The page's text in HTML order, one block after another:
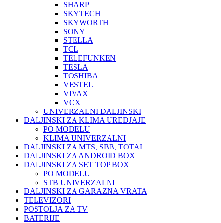
SHARP
SKYTECH
SKYWORTH
SONY
STELLA
TCL
TELEFUNKEN
TESLA
TOSHIBA
VESTEL
VIVAX
VOX
UNIVERZALNI DALJINSKI
DALJINSKI ZA KLIMA UREDJAJE
PO MODELU
KLIMA UNIVERZALNI
DALJINSKI ZA MTS, SBB, TOTAL…
DALJINSKI ZA ANDROID BOX
DALJINSKI ZA SET TOP BOX
PO MODELU
STB UNIVERZALNI
DALJINSKI ZA GARAZNA VRATA
TELEVIZORI
POSTOLJA ZA TV
BATERIJE